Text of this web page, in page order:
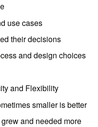
use cases
their decisions
and design choices
and Flexibility
smaller is better
and needed more